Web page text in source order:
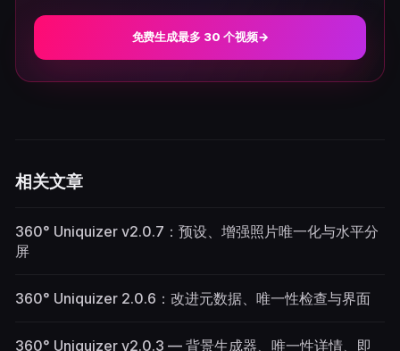
免费生成最多 30 个视频→
相关文章
360° Uniquizer v2.0.7：预设、增强照片唯一化与水平分
屏
360° Uniquizer 2.0.6：改进元数据、唯一性检查与界面
360° Uniquizer v2.0.3 — 背景生成器、唯一性详情、即